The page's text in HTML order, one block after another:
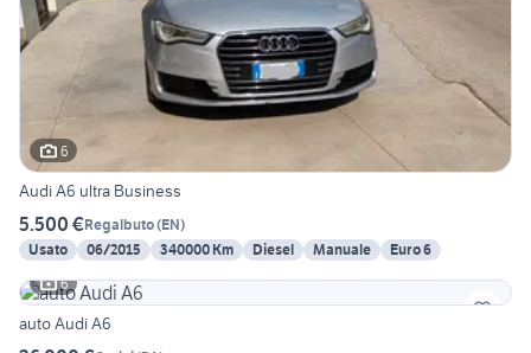
6
Audi A6 ultra Business
5.500 €Regalbuto(EN)
Usato
06/2015 340000 Km Diesel Manuale
Euro 6
6
auto Audi A6